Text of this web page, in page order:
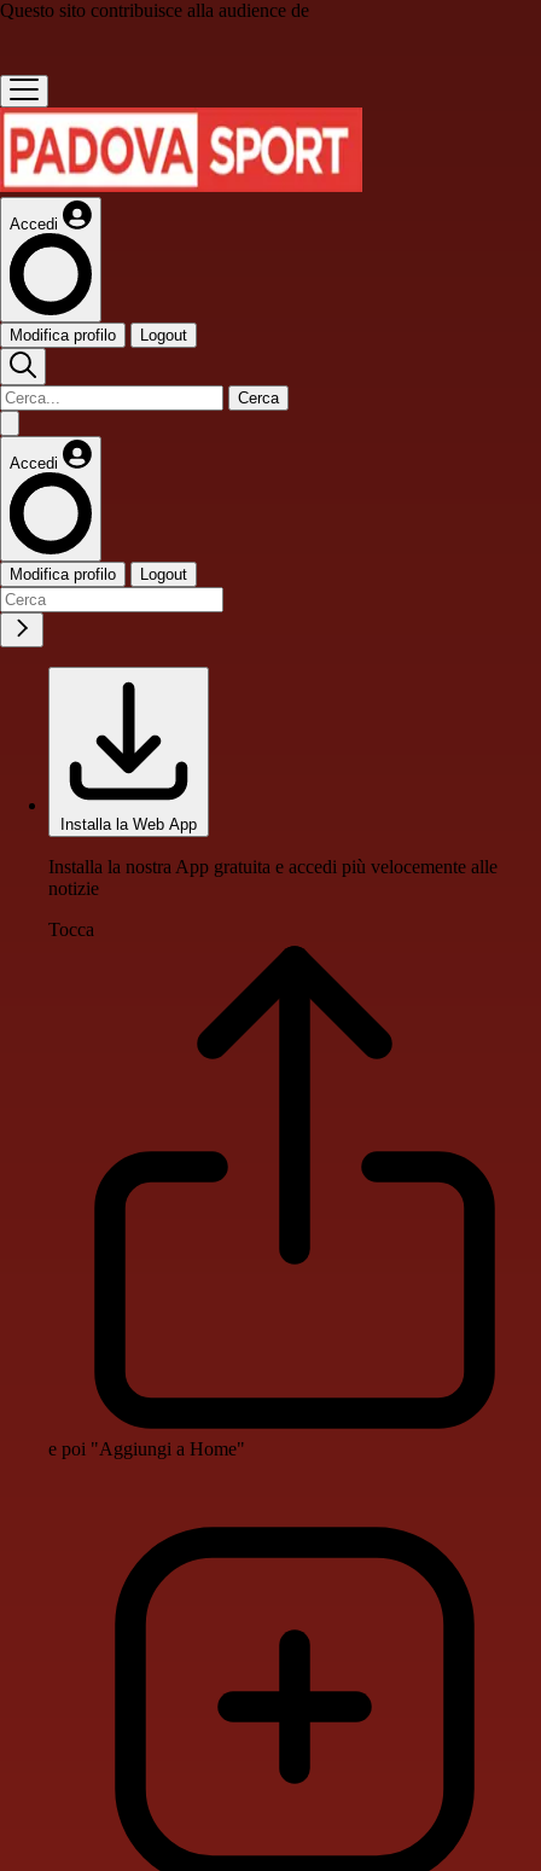
Questo sito contribuisce alla audience de
Accedi
Modifica profilo Logout
Cerca
Accedi
Modifica profilo Logout
Installa la Web App
Installa la nostra App gratuita e accedi più velocemente alle
notizie
Tocca
e poi "Aggiungi a Home"